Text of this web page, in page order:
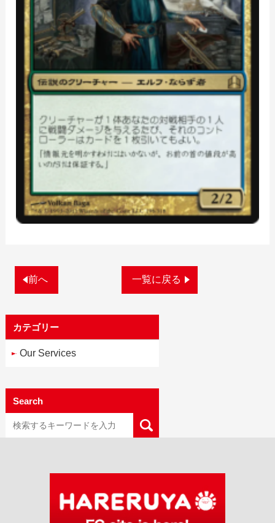
前へ 一覧に戻る
カテゴリー
Our Services
Search